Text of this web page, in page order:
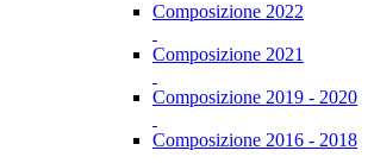
Composizione 2022
Composizione 2021
Composizione 2019 - 2020
Composizione 2016 - 2018